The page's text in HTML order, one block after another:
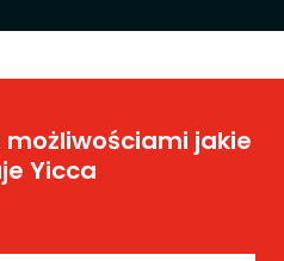
możliwościami jakie
Yicca